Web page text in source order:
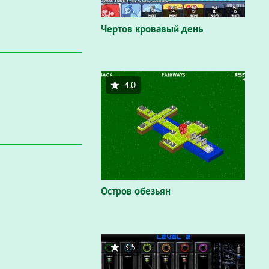
Чертов кровавый день
Остров обезьян
4.0
3.5